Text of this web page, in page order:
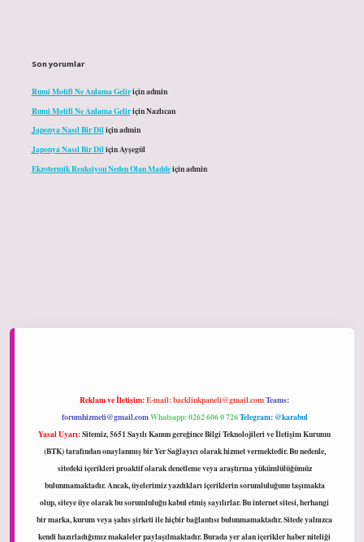
Son yorumlar
Rumi Motifi Ne Anlama Geliriçinadmin
Rumi Motifi Ne Anlama GeliriçinNazlıcan
Japonya Nasıl Bir Diliçinadmin
Japonya Nasıl Bir DiliçinAyşegül
Ekzotermik Reaksiyon Neden Olan Maddeiçinadmin
Reklam ve İletişim:E-mail:backlinkpaneli@gmail.comTeams:
forumhizmeti@gmail.comWhatsapp: 0262 606 0 726Telegram: @karabul
Yasal Uyarı:Sitemiz, 5651 Sayılı Kanun gereğince Bilgi Teknolojileri ve İletişim Kurumu
(BTK) tarafından onaylanmış bir Yer Sağlayıcı olarak hizmet vermektedir. Bu nedenle,
sitedeki içerikleri proaktif olarak denetleme veya araştırma yükümlülüğümüz
bulunmamaktadır. Ancak, üyelerimiz yazdıkları içeriklerin sorumluluğunu taşımakta
olup, siteye üye olarak bu sorumluluğu kabul etmiş sayılırlar. Bu internet sitesi, herhangi
bir marka, kurum veya şahıs şirketi ile hiçbir bağlantısı bulunmamaktadır. Sitede yalnızca
kendi hazırladığımız makaleler paylaşılmaktadır. Burada yer alan içerikler haber niteliği